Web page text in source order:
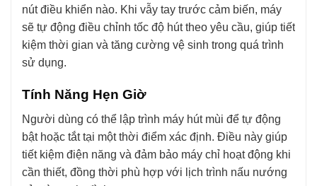
nút điều khiển nào. Khi vẫy tay trước cảm biến, máy
sẽ tự động điều chỉnh tốc độ hút theo yêu cầu, giúp tiết
kiệm thời gian và tăng cường vệ sinh trong quá trình
sử dụng.
Tính Năng Hẹn Giờ
Người dùng có thể lập trình máy hút mùi để tự động
bật hoặc tắt tại một thời điểm xác định. Điều này giúp
tiết kiệm điện năng và đảm bảo máy chỉ hoạt động khi
cần thiết, đồng thời phù hợp với lịch trình nấu nướng